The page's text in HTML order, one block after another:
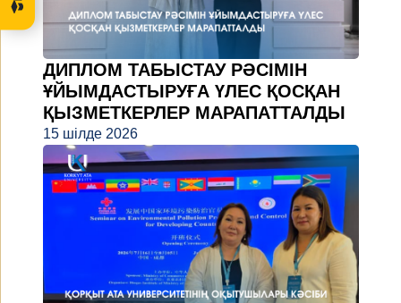
ДИПЛОМ ТАБЫСТАУ РӘСІМІН
ҰЙЫМДАСТЫРУҒА ҮЛЕС ҚОСҚАН
ҚЫЗМЕТКЕРЛЕР МАРАПАТТАЛДЫ
15 шілде 2026